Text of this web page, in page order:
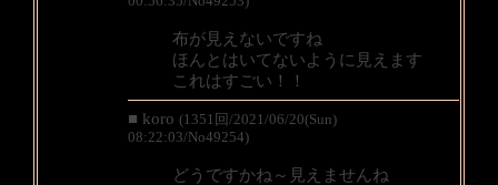
布が見えないですね
ほんとはいてないように見えます
これはすごい！！
■ koro (1351回/2021/06/20(Sun)
08:22:03/No49254)
どうですかね～見えませんね